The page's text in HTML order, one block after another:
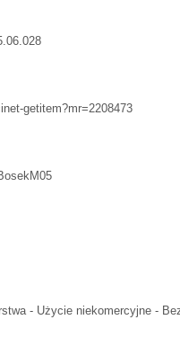
getitem?mr=2208473
- Użycie niekomercyjne -